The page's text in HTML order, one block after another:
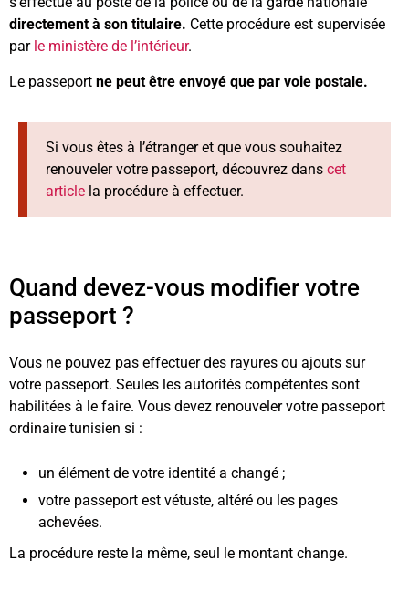
directement à son titulaire. Cette procédure est supervisée
par le ministère de l’intérieur.
Le passeport ne peut être envoyé que par voie postale.
Si vous êtes à l’étranger et que vous souhaitez
renouveler votre passeport, découvrez dans cet
article la procédure à effectuer.
Quand devez-vous modifier votre
passeport ?
Vous ne pouvez pas effectuer des rayures ou ajouts sur
votre passeport. Seules les autorités compétentes sont
habilitées à le faire. Vous devez renouveler votre passeport
ordinaire tunisien si :
un élément de votre identité a changé ;
votre passeport est vétuste, altéré ou les pages
achevées.
La procédure reste la même, seul le montant change.